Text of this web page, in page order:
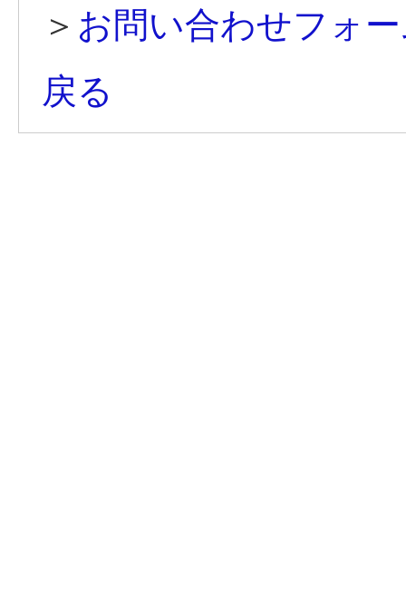
＞ お問い合わせフォ
戻る